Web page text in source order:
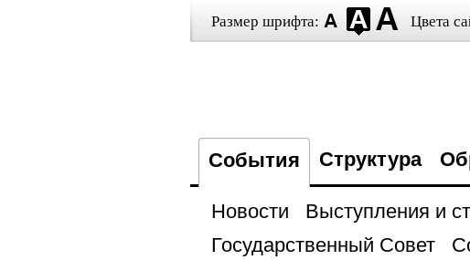
Размер шрифта: Цвета
События Структура
Новости Выступления и
Государственный Совет